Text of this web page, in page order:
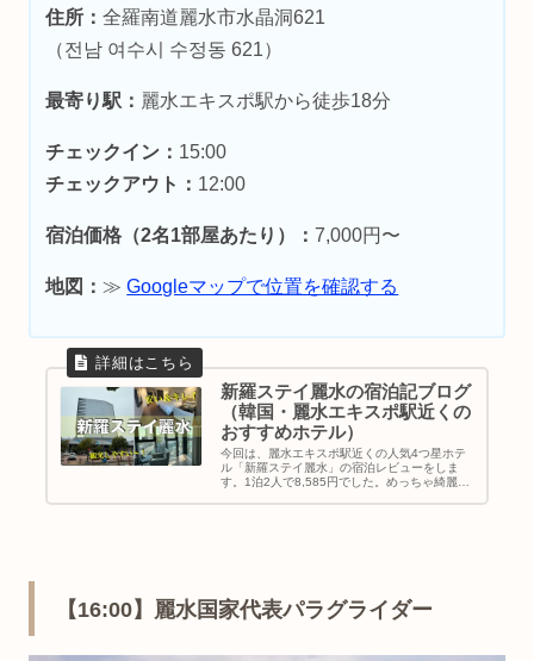
住所：全羅南道麗水市水晶洞621
（전남 여수시 수정동 621）
最寄り駅： 麗水エキスポ駅から徒歩18分
チェックイン： 15:00
チェックアウト： 12:00
宿泊価格（2名1部屋あたり）：7,000円〜
地図：≫Googleマップで位置を確認する
新羅ステイ麗水の宿泊記ブログ
（韓国・麗水エキスポ駅近くの
おすすめホテル）
今回は、麗水エキスポ駅近くの人気4つ星ホテ
ル「新羅ステイ麗水」の宿泊レビューをしま
す。1泊2人で8,585円でした。めっちゃ綺麗だ
【16:00】麗水国家代表パラグライダー